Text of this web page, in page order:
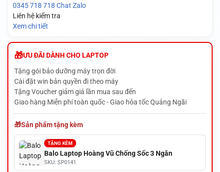
0345 718 718 Chat Zalo
Liên hệ kiểm tra
Xem chi tiết
ƯU ĐÃI DÀNH CHO LAPTOP
Tặng gói bảo dưỡng máy trọn đời
Cài đặt win bản quyền đi theo máy
Tặng Voucher giảm giá lần mua sau đến
Giao hàng Miễn phí toàn quốc - Giao hỏa tốc Quảng Ngãi
Sản phẩm tặng kèm
TẶNG KÈM
Balo Laptop Hoàng Vũ Chống Sốc 3 Ngăn
SKU: SP0141